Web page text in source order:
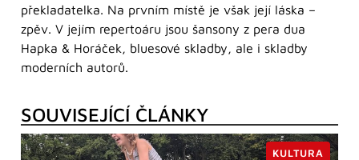
překladatelka. Na prvním místě je však její láska –
zpěv. V jejím repertoáru jsou šansony z pera dua
Hapka & Horáček, bluesové skladby, ale i skladby
moderních autorů.
SOUVISEJÍCÍ ČLÁNKY
KULTURA